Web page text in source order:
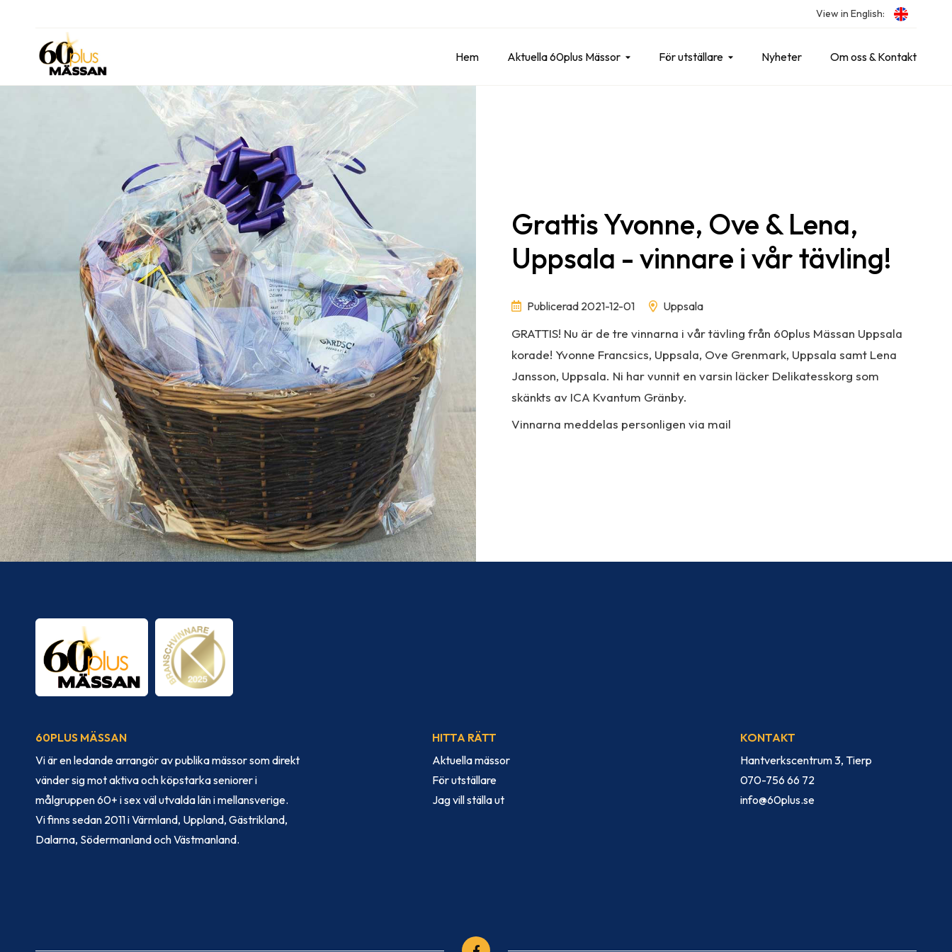
View in English:
Hem Aktuella 60plus Mässor För utställare Nyheter Om oss & Kontakt
Grattis Yvonne, Ove & Lena,
Uppsala - vinnare i vår tävling!
Publicerad 2021-12-01 Uppsala
GRATTIS! Nu är de tre vinnarna i vår tävling från 60plus Mässan Uppsala
korade! Yvonne Francsics, Uppsala, Ove Grenmark, Uppsala samt Lena
Jansson, Uppsala. Ni har vunnit en varsin läcker Delikatesskorg som
skänkts av ICA Kvantum Gränby.
Vinnarna meddelas personligen via mail
60PLUS MÄSSAN
Vi är en ledande arrangör av publika mässor som direkt
vänder sig mot aktiva och köpstarka seniorer i
målgruppen 60+ i sex väl utvalda län i mellansverige.
Vi finns sedan 2011 i Värmland, Uppland, Gästrikland,
Dalarna, Södermanland och Västmanland.
HITTA RÄTT
Aktuella mässor
För utställare
Jag vill ställa ut
KONTAKT
Hantverkscentrum 3, Tierp
070-756 66 72
info@60plus.se